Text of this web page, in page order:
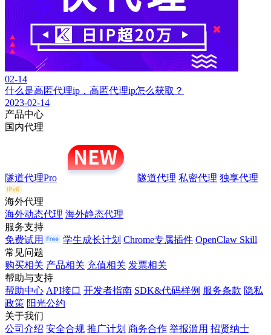
02-14
什么是高匿代理ip，高匿代理ip怎么获取？
2023-02-14
产品中心
国内代理
隧道代理Pro 隧道代理 私密代理 独享代理
海外代理
海外动态代理 海外静态代理
服务支持
免费试用
学生成长计划 Chrome专属插件 OpenClaw Skill
常见问题
购买相关 产品相关 充值相关 发票相关
帮助与支持
帮助中心 API接口 开发者指南 SDK&代码样例 服务条款 隐私
政策 阳光公约
关于我们
公司介绍 安全合规 推广计划 商务合作 举报滥用 招贤纳士